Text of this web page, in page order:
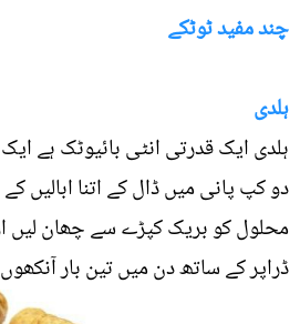
چند مفید ٹوٹکے
ہلدی
ہلدی ایک قدرتی انٹی بائیوٹک ہے
دو کپ پانی میں ڈال کے اتنا ابالیں
محلول کو بریک کپڑے سے چھان لیں
ڈراپر کے ساتھ دن میں تین بار